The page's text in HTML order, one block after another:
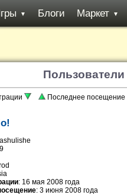
▼ Блоги Маркет ▼
Пользователи
Последнее посещение
: 16 мая 2008 года
: 3 июня 2008 года